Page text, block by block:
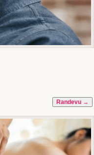
Randevu →